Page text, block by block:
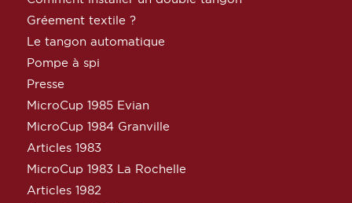
Gréement textile ?
Le tangon automatique
Pompe à spi
Presse
MicroCup 1985 Evian
MicroCup 1984 Granville
Articles 1983
MicroCup 1983 La Rochelle
Articles 1982